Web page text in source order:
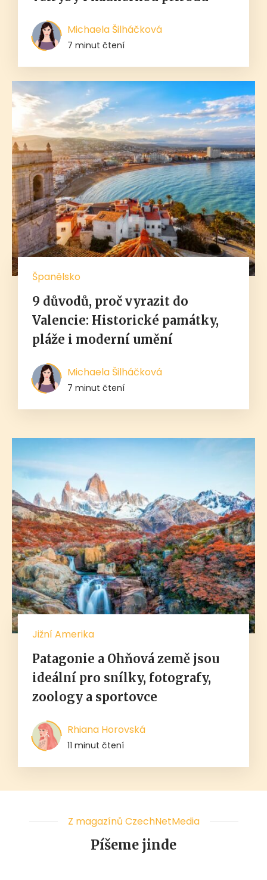
Michaela Šilháčková
7 minut čtení
Španělsko
9 důvodů, proč vyrazit do
Valencie: Historické památky,
pláže i moderní umění
Michaela Šilháčková
7 minut čtení
Jižní Amerika
Patagonie a Ohňová země jsou
ideální pro snílky, fotografy,
zoology a sportovce
Rhiana Horovská
11 minut čtení
Z magazínů CzechNetMedia
Píšeme jinde